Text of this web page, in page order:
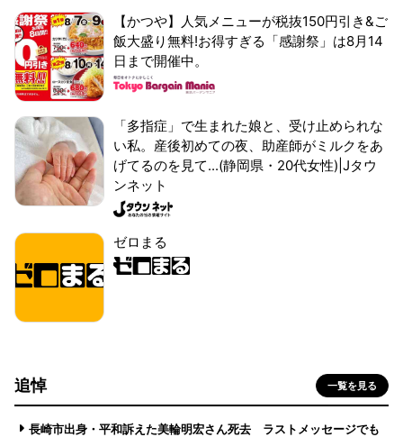
【かつや】人気メニューが税抜150円引き&ご
飯大盛り無料!お得すぎる「感謝祭」は8月14
日まで開催中。
「多指症」で生まれた娘と、受け止められな
い私。産後初めての夜、助産師がミルクをあ
げてるのを見て...(静岡県・20代女性)|Jタウ
ンネット
ゼロまる
追悼 一覧を見る
長崎市出身・平和訴えた美輪明宏さん死去 ラストメッセージでも